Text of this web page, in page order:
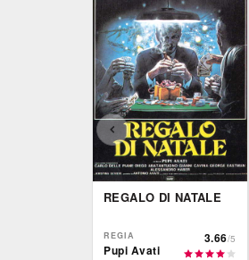
REGALO DI NATALE
REGIA
Pupi Avati
3.66/5